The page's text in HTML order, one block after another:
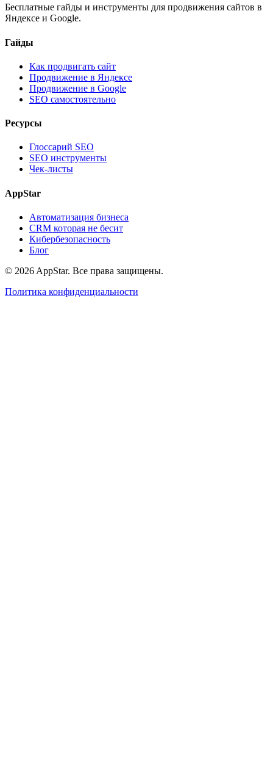
Бесплатные гайды и инструменты для продвижения сайтов в
Яндексе и Google.
Гайды
Как продвигать сайт
Продвижение в Яндексе
Продвижение в Google
SEO самостоятельно
Ресурсы
Глоссарий SEO
SEO инструменты
Чек-листы
AppStar
Автоматизация бизнеса
CRM которая не бесит
Кибербезопасность
Блог
© 2026 AppStar. Все права защищены.
Политика конфиденциальности